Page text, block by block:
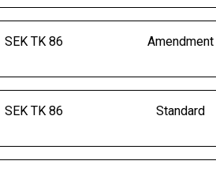
SEK TK 86 Amendment
SEK TK 86 Standard